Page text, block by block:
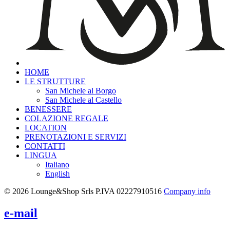
HOME
LE STRUTTURE
San Michele al Borgo
San Michele al Castello
BENESSERE
COLAZIONE REGALE
LOCATION
PRENOTAZIONI E SERVIZI
CONTATTI
LINGUA
Italiano
English
© 2026 Lounge&Shop Srls P.IVA 02227910516 Company info
e-mail